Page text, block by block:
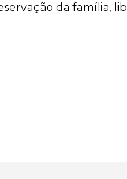
da família,